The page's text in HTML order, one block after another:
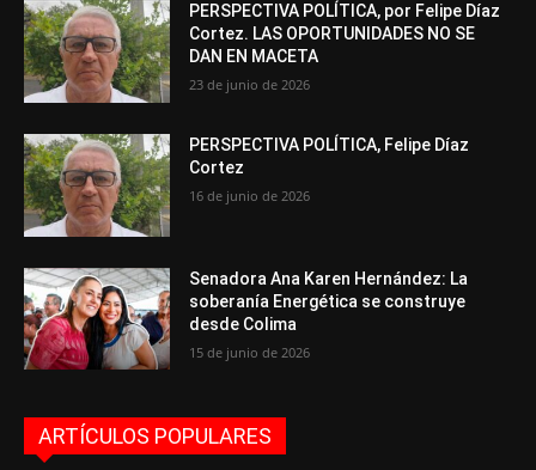
PERSPECTIVA POLÍTICA, por Felipe Díaz
Cortez. LAS OPORTUNIDADES NO SE
DAN EN MACETA
23 de junio de 2026
PERSPECTIVA POLÍTICA, Felipe Díaz
Cortez
16 de junio de 2026
Senadora Ana Karen Hernández: La
soberanía Energética se construye
desde Colima
15 de junio de 2026
ARTÍCULOS POPULARES